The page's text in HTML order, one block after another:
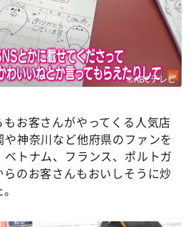
©ABCテレビ
お客さんがやってくる人気店
神奈川など他府県のファンを
トナム、フランス、ポルトガ
のお客さんもおいしそうに炒